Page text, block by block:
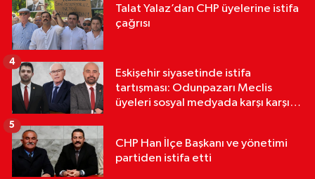
Talat Yalaz’dan CHP üyelerine istifa
çağrısı
Eskişehir siyasetinde istifa
tartışması: Odunpazarı Meclis
üyeleri sosyal medyada karşı karşıya
4
CHP Han İlçe Başkanı ve yönetimi
partiden istifa etti
5